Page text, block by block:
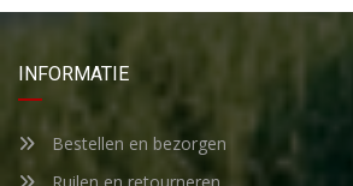
INFORMATIE
Bestellen en bezorgen